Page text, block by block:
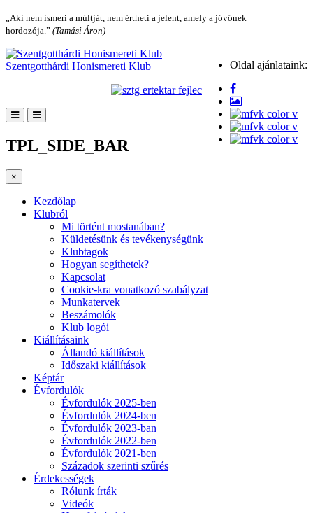
„Aki nem ismeri a múltját, nem értheti a jelent, amely a jövőnek
hordozója.” (Tamási Áron)
Oldal ajánlataink:
Szentgotthárdi Honismereti Klub
TPL_SIDE_BAR
×
Kezdőlap
Klubról
Mi történt mostanában?
Küldetésünk és tevékenységünk
Klubtagok
Hogyan segíthetek?
Kapcsolat
Cookie-kra vonatkozó szabályzat
Munkatervek
Beszámolók
Klub logói
Kiállításaink
Állandó kiállítások
Időszaki kiállítások
Képtár
Évfordulók
Évfordulók 2025-ben
Évfordulók 2024-ben
Évfordulók 2023-ban
Évfordulók 2022-ben
Évfordulók 2021-ben
Századok szerinti szűrés
Érdekességek
Rólunk írták
Videók